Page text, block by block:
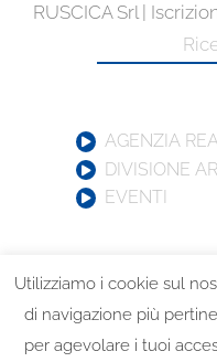
RUSCICA Srl |
AGENZIA
DIVISIONE
EVENTI
© 2017-
Utilizziamo i cookie sul
di navigazione più
per agevolare i tuoi